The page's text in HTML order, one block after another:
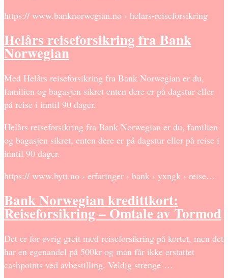
https:// www.banknorwegian.no › helars-reiseforsikring
Helårs reiseforsikring fra Bank
Norwegian
Med Helårs reiseforsikring fra Bank Norwegian er du,
familien og bagasjen sikret enten dere er på dagstur eller
på reise i inntil 90 dager.
Helårs reiseforsikring fra Bank Norwegian er du, familien
og bagasjen sikret, enten dere er på dagstur eller på reise i
inntil 90 dager.
https:// www.bytt.no › erfaringer › bank › yxngk › reise…
Bank Norwegian kredittkort:
Reiseforsikring – Omtale av Tormod
Det er for øvrig greit med reiseforsikring på kortet, men det
har en egenandel på 500kr og man får ikke erstattet
cashpoints ved avbestilling. Veldig strenge …